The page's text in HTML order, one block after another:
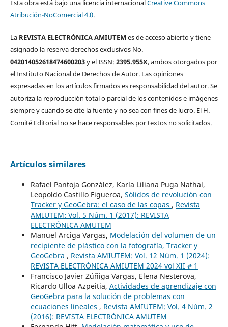
Esta obra está bajo una licencia internacionalCreative Commons
Atribución-NoComercial 4.0.
La REVISTA ELECTRÓNICA AMIUTEM es de acceso abierto y tiene
asignado la reserva derechos exclusivos No.
042014052618474600203y el ISSN: 2395.955X, ambos otorgados por
el Instituto Nacional de Derechos de Autor. Las opiniones
expresadas en los artículos firmados es responsabilidad del autor. Se
autoriza la reproducción total o parcial de los contenidos e imágenes
siempre y cuando se cite la fuente y no sea con fines de lucro. El H.
Comité Editorial no se hace responsables por textos no solicitados.
Artículos similares
Rafael Pantoja González, Karla Liliana Puga Nathal,
Leopoldo Castillo Figueroa, Sólidos de revolución con
Tracker y GeoGebra: el caso de las copas , Revista
AMIUTEM: Vol. 5 Núm. 1 (2017): REVISTA
ELECTRÓNICA AMUTEM
Manuel Arciga Vargas, Modelación del volumen de un
recipiente de plástico con la fotografía, Tracker y
GeoGebra , Revista AMIUTEM: Vol. 12 Núm. 1 (2024):
REVISTA ELECTRÓNICA AMIUTEM 2024 vol XII # 1
Francisco Javier Zúñiga Vargas, Elena Nesterova,
Ricardo Ulloa Azpeitia, Actividades de aprendizaje con
GeoGebra para la solución de problemas con
ecuaciones lineales , Revista AMIUTEM: Vol. 4 Núm. 2
(2016): REVISTA ELECTRÓNICA AMUTEM